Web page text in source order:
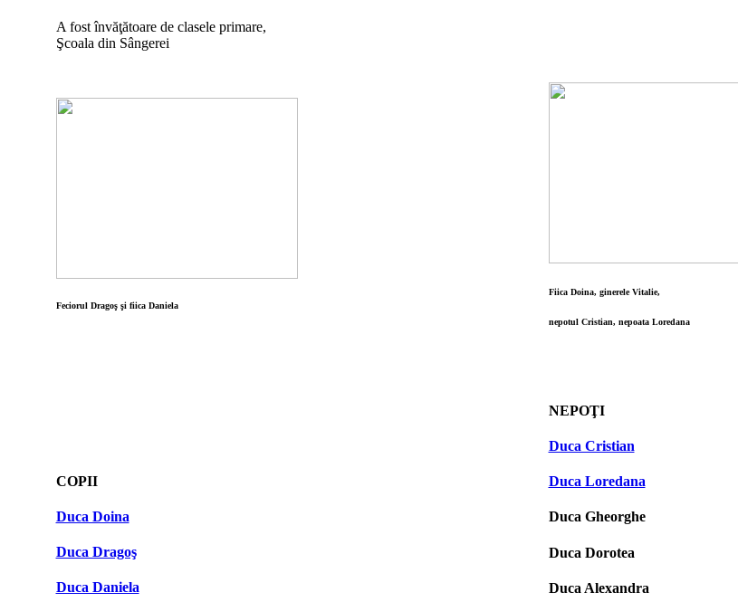
A fost învăţătoare de clasele primare,
Şcoala din Sângerei
Feciorul Dragoş şi fiica Daniela
Fiica Doina, ginerele Vitalie,
nepotul Cristian, nepoata Loredana
COPII
Duca Doina
Duca Dragoş
Duca Daniela
NEPOŢI
Duca Cristian
Duca Loredana
Duca Gheorghe
Duca Dorotea
Duca Alexandra